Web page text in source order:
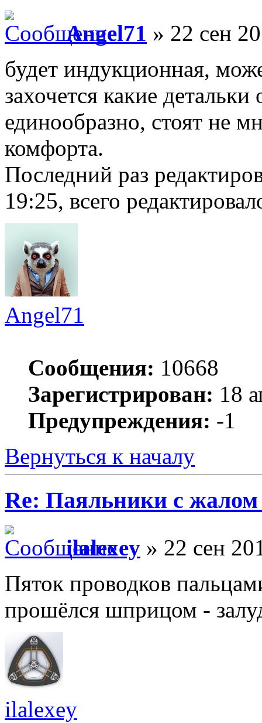
Angel71 » 22 сен
будет индукционная,
захочется какие
единообразно, стоят не
комфорта.
Последний раз
19:25, всего
Angel71
Сообщения: 10668
Зарегистрирован: 18
Предупреждения: -1
Вернуться к началу
Re: Паяльники с жалом
ilalexey » 22 сен
Пяток проводков
прошёлся шприцом -
ilalexey